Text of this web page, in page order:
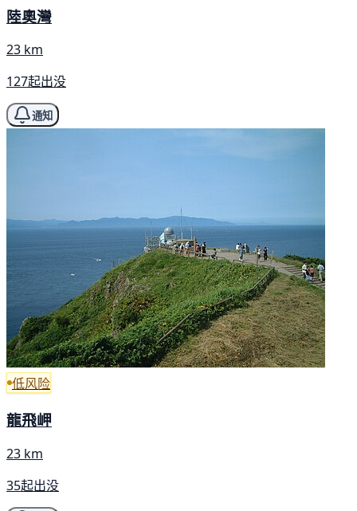
陸奧灣
23 km
127起出没
通知
低风险
龍飛岬
23 km
35起出没